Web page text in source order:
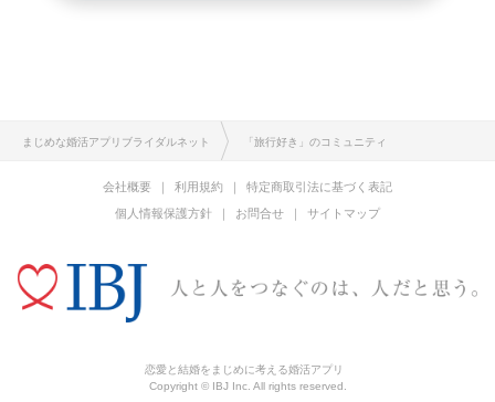
まじめな婚活アプリブライダルネット 「旅行好き」のコミュニティ
会社概要 利用規約
特定商取引法に基づく表記
個人情報保護方針
お問合せ サイトマップ
恋愛と結婚をまじめに考える婚活アプリ
Copyright © IBJ Inc. All rights reserved.